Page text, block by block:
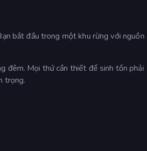
bắt đầu trong một khu rừng với nguồn
đêm. Mọi thứ cần thiết để sinh tồn phải
trọng.